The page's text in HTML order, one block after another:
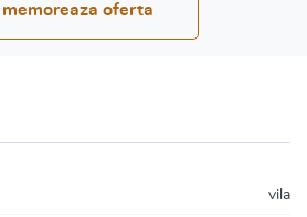
memoreaza oferta
vila